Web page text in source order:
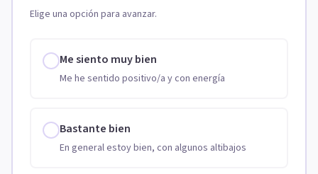
Elige una opción para avanzar.
Me siento muy bien
Me he sentido positivo/a y con energía
Bastante bien
En general estoy bien, con algunos altibajos